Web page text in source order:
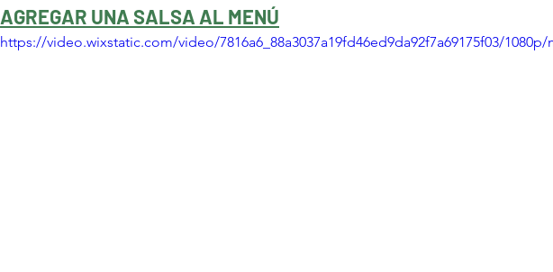
AGREGAR UNA SALSA AL MENÚ
https://video.wixstatic.com/video/7816a6_88a3037a19fd46ed9da92f7a69175f03/